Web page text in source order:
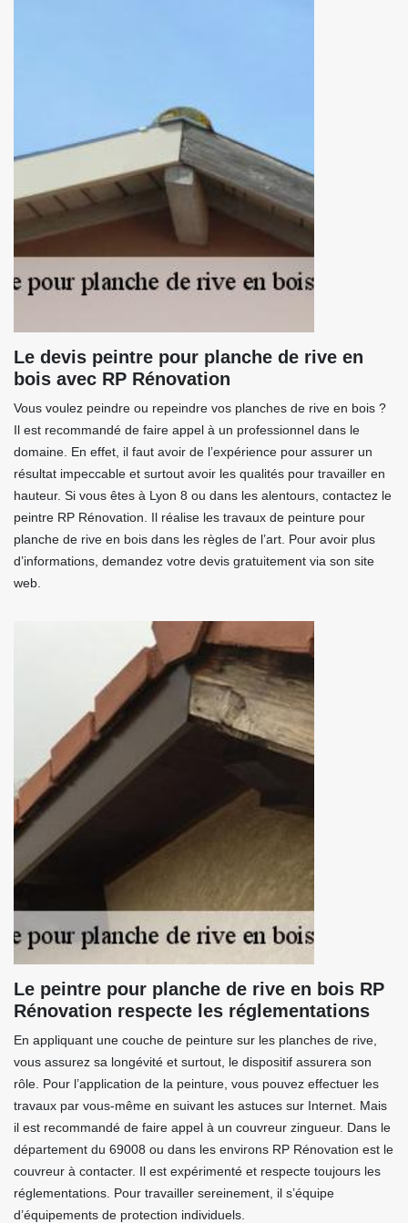
Le devis peintre pour planche de rive en
bois avec RP Rénovation
Vous voulez peindre ou repeindre vos planches de rive en bois ?
Il est recommandé de faire appel à un professionnel dans le
domaine. En effet, il faut avoir de l’expérience pour assurer un
résultat impeccable et surtout avoir les qualités pour travailler en
hauteur. Si vous êtes à Lyon 8 ou dans les alentours, contactez le
peintre RP Rénovation. Il réalise les travaux de peinture pour
planche de rive en bois dans les règles de l’art. Pour avoir plus
d’informations, demandez votre devis gratuitement via son site
web.
Le peintre pour planche de rive en bois RP
Rénovation respecte les réglementations
En appliquant une couche de peinture sur les planches de rive,
vous assurez sa longévité et surtout, le dispositif assurera son
rôle. Pour l’application de la peinture, vous pouvez effectuer les
travaux par vous-même en suivant les astuces sur Internet. Mais
il est recommandé de faire appel à un couvreur zingueur. Dans le
département du 69008 ou dans les environs RP Rénovation est le
couvreur à contacter. Il est expérimenté et respecte toujours les
réglementations. Pour travailler sereinement, il s’équipe
d’équipements de protection individuels.